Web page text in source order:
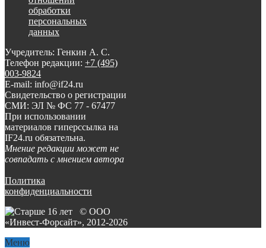
обработки
персональных
данных
Учредитель: Генкин А. С.
Телефон редакции: +7 (495)
003-9824
E-mail: info@if24.ru
Свидетельство о регистрации
СМИ: ЭЛ № ФС 77 - 67477
При использовании
материалов гиперссылка на
IF24.ru обязательна.
Мнение редакции может не
совпадать с мнением автора
Политика
конфиденциальности
© ООО
«Инвест-Форсайт», 2012-2026
Меню